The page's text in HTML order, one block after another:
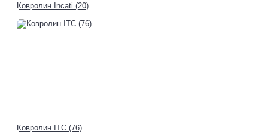
Ковролин Incati (20)
Ковролин ITC (76)